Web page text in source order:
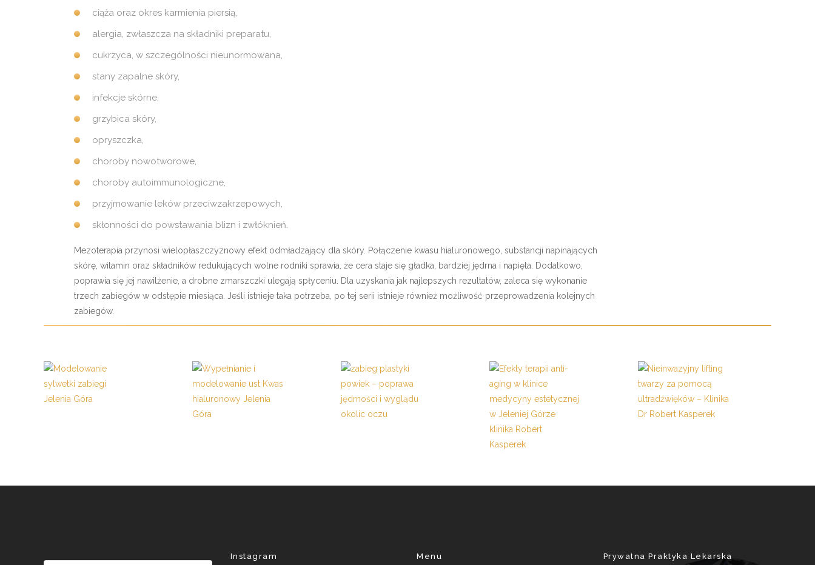
ciąża oraz okres karmienia piersią,
alergia, zwłaszcza na składniki preparatu,
cukrzyca, w szczególności nieunormowana,
stany zapalne skóry,
infekcje skórne,
grzybica skóry,
opryszczka,
choroby nowotworowe,
choroby autoimmunologiczne,
przyjmowanie leków przeciwzakrzepowych,
skłonności do powstawania blizn i zwłóknień.
Mezoterapia przynosi wielopłaszczyznowy efekt odmładzający dla skóry. Połączenie kwasu hialuronowego, substancji napinających
skórę, witamin oraz składników redukujących wolne rodniki sprawia, że cera staje się gładka, bardziej jędrna i napięta. Dodatkowo,
poprawia się jej nawilżenie, a drobne zmarszczki ulegają spłyceniu. Dla uzyskania jak najlepszych rezultatów, zaleca się wykonanie
trzech zabiegów w odstępie miesiąca. Jeśli istnieje taka potrzeba, po tej serii istnieje również możliwość przeprowadzenia kolejnych
zabiegów.
Instagram Menu Prywatna Praktyka Lekarska